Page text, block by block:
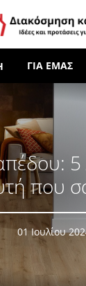
ΓΙΑ ΕΜΆΣ
5
που
01 Ιουλίου